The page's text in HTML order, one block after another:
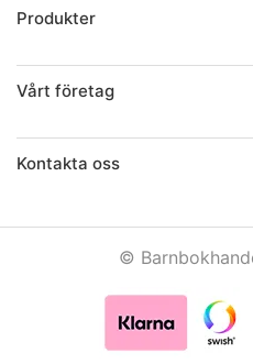
Produkter
Vårt företag
Kontakta oss
©